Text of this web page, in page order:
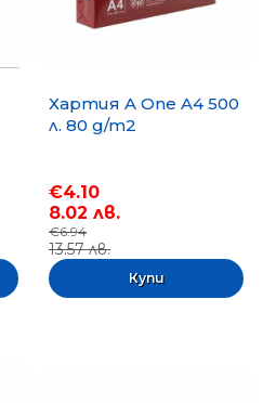
Хартия A One A4 500
л. 80 g/m2
€4.10
8.02 лв.
€6.94
13.57 лв.